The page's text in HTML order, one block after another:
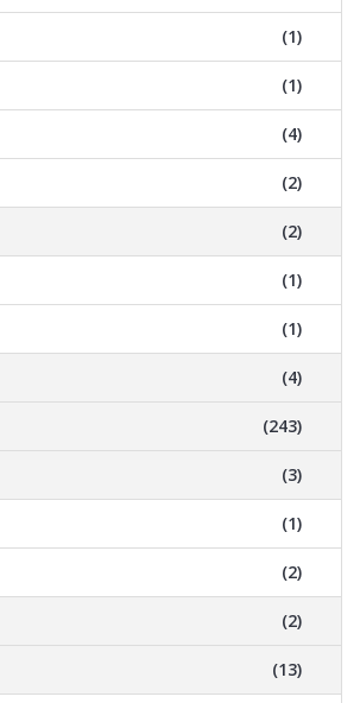
(1)
(1)
(4)
(2)
(2)
(1)
(1)
(4)
(243)
(3)
(1)
(2)
(2)
(13)